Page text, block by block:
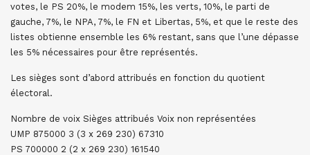
votes, le PS 20%, le modem 15%, les verts, 10%, le parti de
gauche, 7%, le NPA, 7%, le FN et Libertas, 5%, et que le reste des
listes obtienne ensemble les 6% restant, sans que l’une dépasse
les 5% nécessaires pour être représentés.
Les sièges sont d’abord attribués en fonction du quotient
électoral.
Nombre de voix Sièges attribués Voix non représentées
UMP 875000 3 (3 x 269 230) 67310
PS 700000 2 (2 x 269 230) 161540